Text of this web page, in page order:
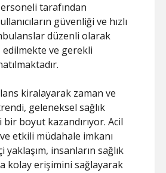
tarafından
güvenliği ve hızlı
düzenli olarak
ve gerekli
kiralayarak zaman ve
geleneksel sağlık
boyut kazandırıyor. Acil
etkili müdahale imkanı
insanların sağlık
kolay erişimini sağlayarak